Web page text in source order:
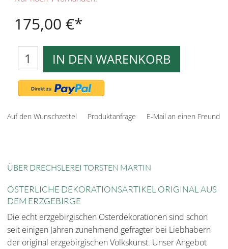
175,00 €
IN DEN WARENKORB
Auf den Wunschzettel Produktanfrage E-Mail an einen Freund
ÜBER DRECHSLEREI TORSTEN MARTIN
ÖSTERLICHE DEKORATIONSARTIKEL ORIGINAL AUS
DEM ERZGEBIRGE
Die echt erzgebirgischen Osterdekorationen sind schon
seit einigen Jahren zunehmend gefragter bei Liebhabern
der original erzgebirgischen Volkskunst. Unser Angebot